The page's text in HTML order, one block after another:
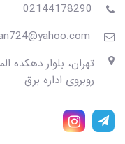
02144178290
روبروی اداره برق